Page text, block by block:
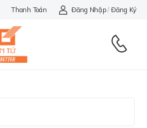
Thanh Toán Đăng Nhập / Đăng Ký